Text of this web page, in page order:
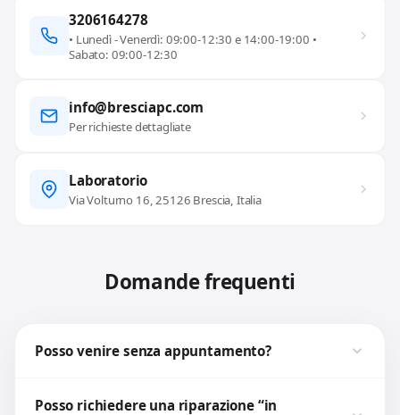
3206164278
• Lunedì - Venerdì: 09:00-12:30 e 14:00-19:00 •
Sabato: 09:00-12:30
info@bresciapc.com
Per richieste dettagliate
Laboratorio
Via Volturno 16, 25126 Brescia, Italia
Domande frequenti
Posso venire senza appuntamento?
Posso richiedere una riparazione “in